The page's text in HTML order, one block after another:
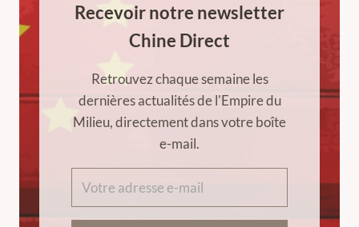
Recevoir notre newsletter
Chine Direct
Retrouvez chaque semaine les
dernières actualités de l'Empire du
Milieu, directement dans votre boîte
e-mail.